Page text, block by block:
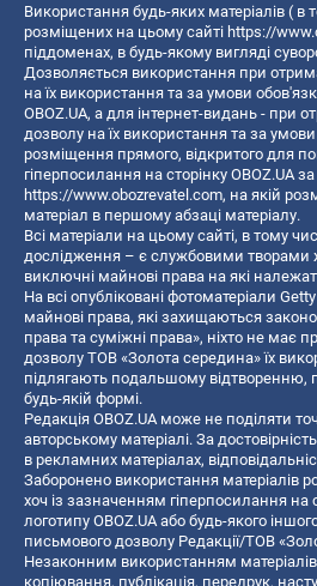
Використання будь-яких матеріалів ( в
розміщених на цьому сайті https://
піддоменах, в будь-якому вигляді
Дозволяється використання при
на їх використання та за умови
OBOZ.UA, а для інтернет-видань - при
дозволу на їх використання та за
розміщення прямого, відкритого для
гіперпосилання на сторінку OBOZ.UA
https://www.obozrevatel.com, на якій
матеріал в першому абзаці матеріалу.
Всі матеріали на цьому сайті, в тому
дослідження – є службовими творами
виключні майнові права на які
На всі опубліковані фотоматеріали
майнові права, які захищаються
права та суміжні права», ніхто не має
дозволу ТОВ «Золота середина» їх
підлягають подальшому
будь-якій формі.
Редакція OBOZ.UA може не поділяти
авторському матеріалі. За
в рекламних матеріалах,
Заборонено використання матеріалів
хоч із зазначенням гіперпосилання на
логотипу OBOZ.UA або будь-якого
письмового дозволу Редакції/ТОВ
Незаконним використанням
копiювання, публiкацiя, передрук,